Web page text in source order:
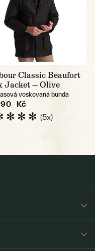
Classic Beaufort
Jacket — Olive
voskovaná bunda
Kč
(5x)